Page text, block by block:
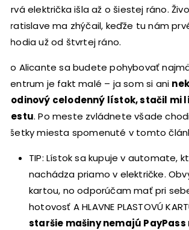
prvá električka išla až o šiestej ráno.
Bratislave ma zhýčail, keďže tu nám
chodia už od štvrtej ráno.
Po Alicante sa budete pohybovať
centrum je fakt malé – ja som si ani
hodinový celodenný lístok, stačil mi
cestu. Po meste zvládnete všade
všetky miesta spomenuté v tomto
TIP: Lístok sa kupuje v automate,
nachádza priamo v električke.
kartou, no odporúčam mať pri
hotovosť A HLAVNE PLASTOVÚ
staršie mašiny nemajú PayPass